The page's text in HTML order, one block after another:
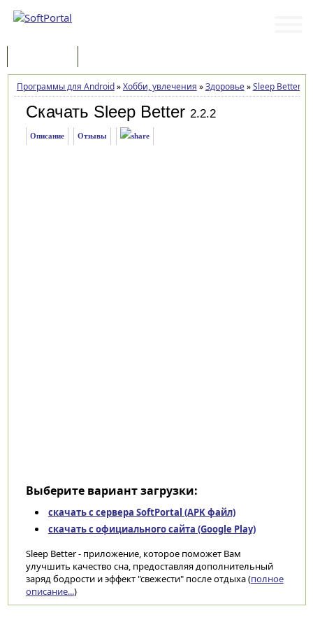
Программы для Android»Хобби, увлечения »Здоровье»Sleep Better
Скачать Sleep Better 2.2.2
Описание Отзывы
Выберите вариант загрузки:
скачать с сервера SoftPortal (APK файл)
скачать с официального сайта (Google Play)
Sleep Better - приложение, которое поможет Вам
улучшить качество сна, предоставляя дополнительный
заряд бодрости и эффект "свежести" после отдыха (полное
описание...)